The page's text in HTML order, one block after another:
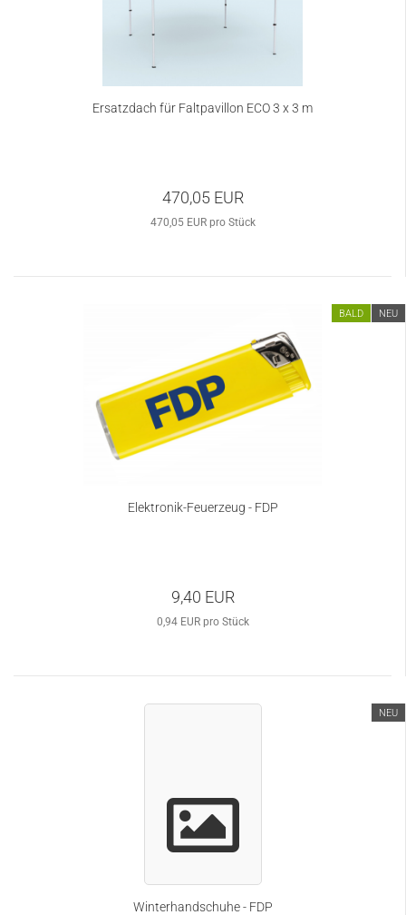
Ersatzdach für Faltpavillon ECO 3 x 3 m
470,05 EUR
470,05 EUR pro Stück
BALD NEU
Elektronik-Feuerzeug - FDP
9,40 EUR
0,94 EUR pro Stück
NEU
Winterhandschuhe - FDP